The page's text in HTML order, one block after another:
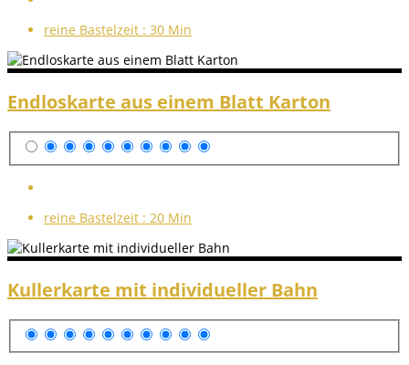
reine Bastelzeit : 30 Min
Endloskarte aus einem Blatt Karton
reine Bastelzeit : 20 Min
Kullerkarte mit individueller Bahn